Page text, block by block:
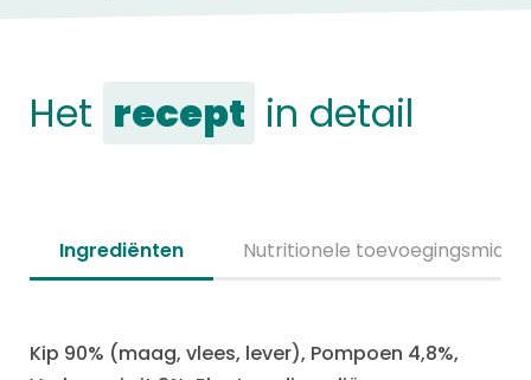
Het recept in detail
Ingrediënten Nutritionele
Kip 90% (maag, vlees, lever), Pompoen 4,8%,